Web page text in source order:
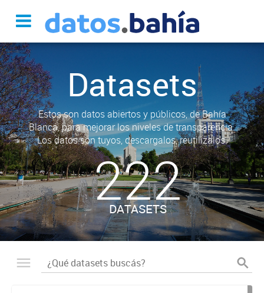
Datasets
Estos son datos abiertos y públicos, de Bahía
Blanca, para mejorar los niveles de transparencia.
Los datos son tuyos, descargalos, reutilizalos.
222
DATASETS